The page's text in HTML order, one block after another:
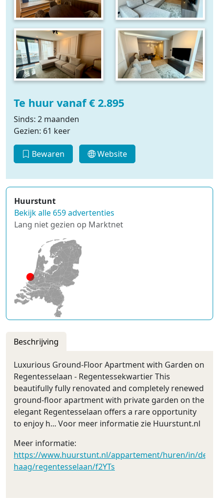
Te huur vanaf € 2.895
Sinds: 2 maanden
Gezien: 61 keer
Bewaren Website
Huurstunt
Bekijk alle 659 advertenties
Lang niet gezien op Marktnet
Beschrijving
Luxurious Ground-Floor Apartment with Garden on
Regentesselaan - Regentessekwartier This
beautifully fully renovated and completely renewed
ground-floor apartment with private garden on the
elegant Regentesselaan offers a rare opportunity
to enjoy h... Voor meer informatie zie Huurstunt.nl
Meer informatie:
https://www.huurstunt.nl/appartement/huren/in/den-
haag/regentesselaan/f2YTs